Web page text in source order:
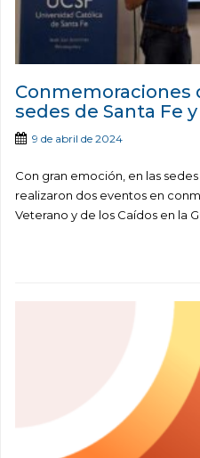
Conmemoraciones
sedes de Santa Fe
9 de abril de 2024
Con gran emoción, en las
realizaron dos eventos en
Veterano y de los Caídos en la